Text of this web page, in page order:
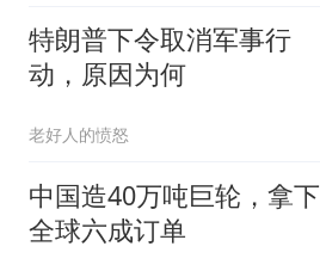
特朗普下令取消军事行
动，原因为何
老好人的愤怒
中国造40万吨巨轮，拿下
全球六成订单